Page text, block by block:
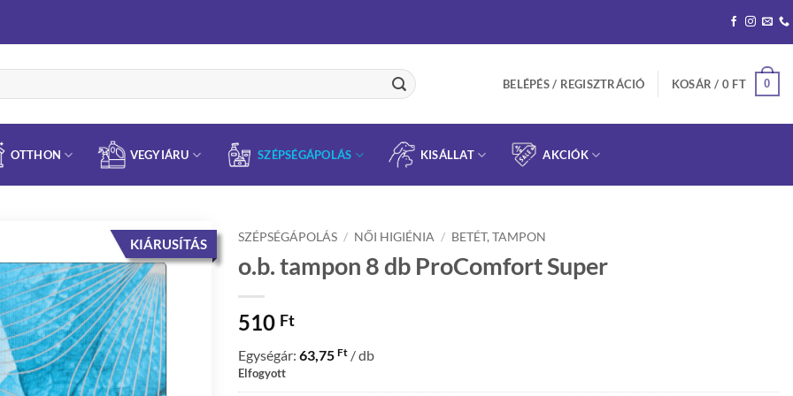
BELÉPÉS / REGISZTRÁCIÓ KOSÁR / 0 FT 0
OTTHON VEGYIÁRU SZÉPSÉGÁPOLÁS KISÁLLAT AKCIÓK
KIÁRUSÍTÁS SZÉPSÉGÁPOLÁS / NŐI HIGIÉNIA / BETÉT, TAMPON
o.b. tampon 8 db ProComfort Super
510 Ft
Egységár: 63,75 Ft / db
Elfogyott